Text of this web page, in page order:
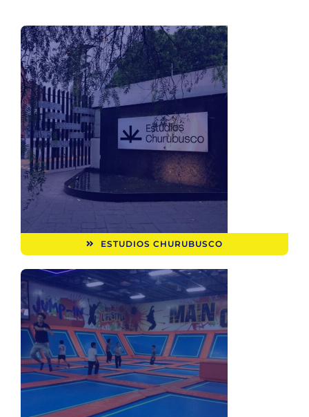
ESTUDIOS CHURUBUSCO